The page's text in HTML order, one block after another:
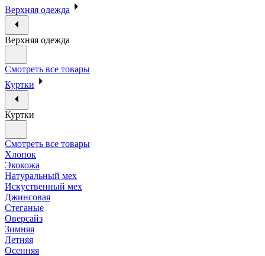
Верхняя одежда
Верхняя одежда
Смотреть все товары
Куртки
Куртки
Смотреть все товары
Хлопок
Экокожа
Натуральный мех
Искуственный мех
Джинсовая
Стеганые
Оверсайз
Зимняя
Летняя
Осенняя